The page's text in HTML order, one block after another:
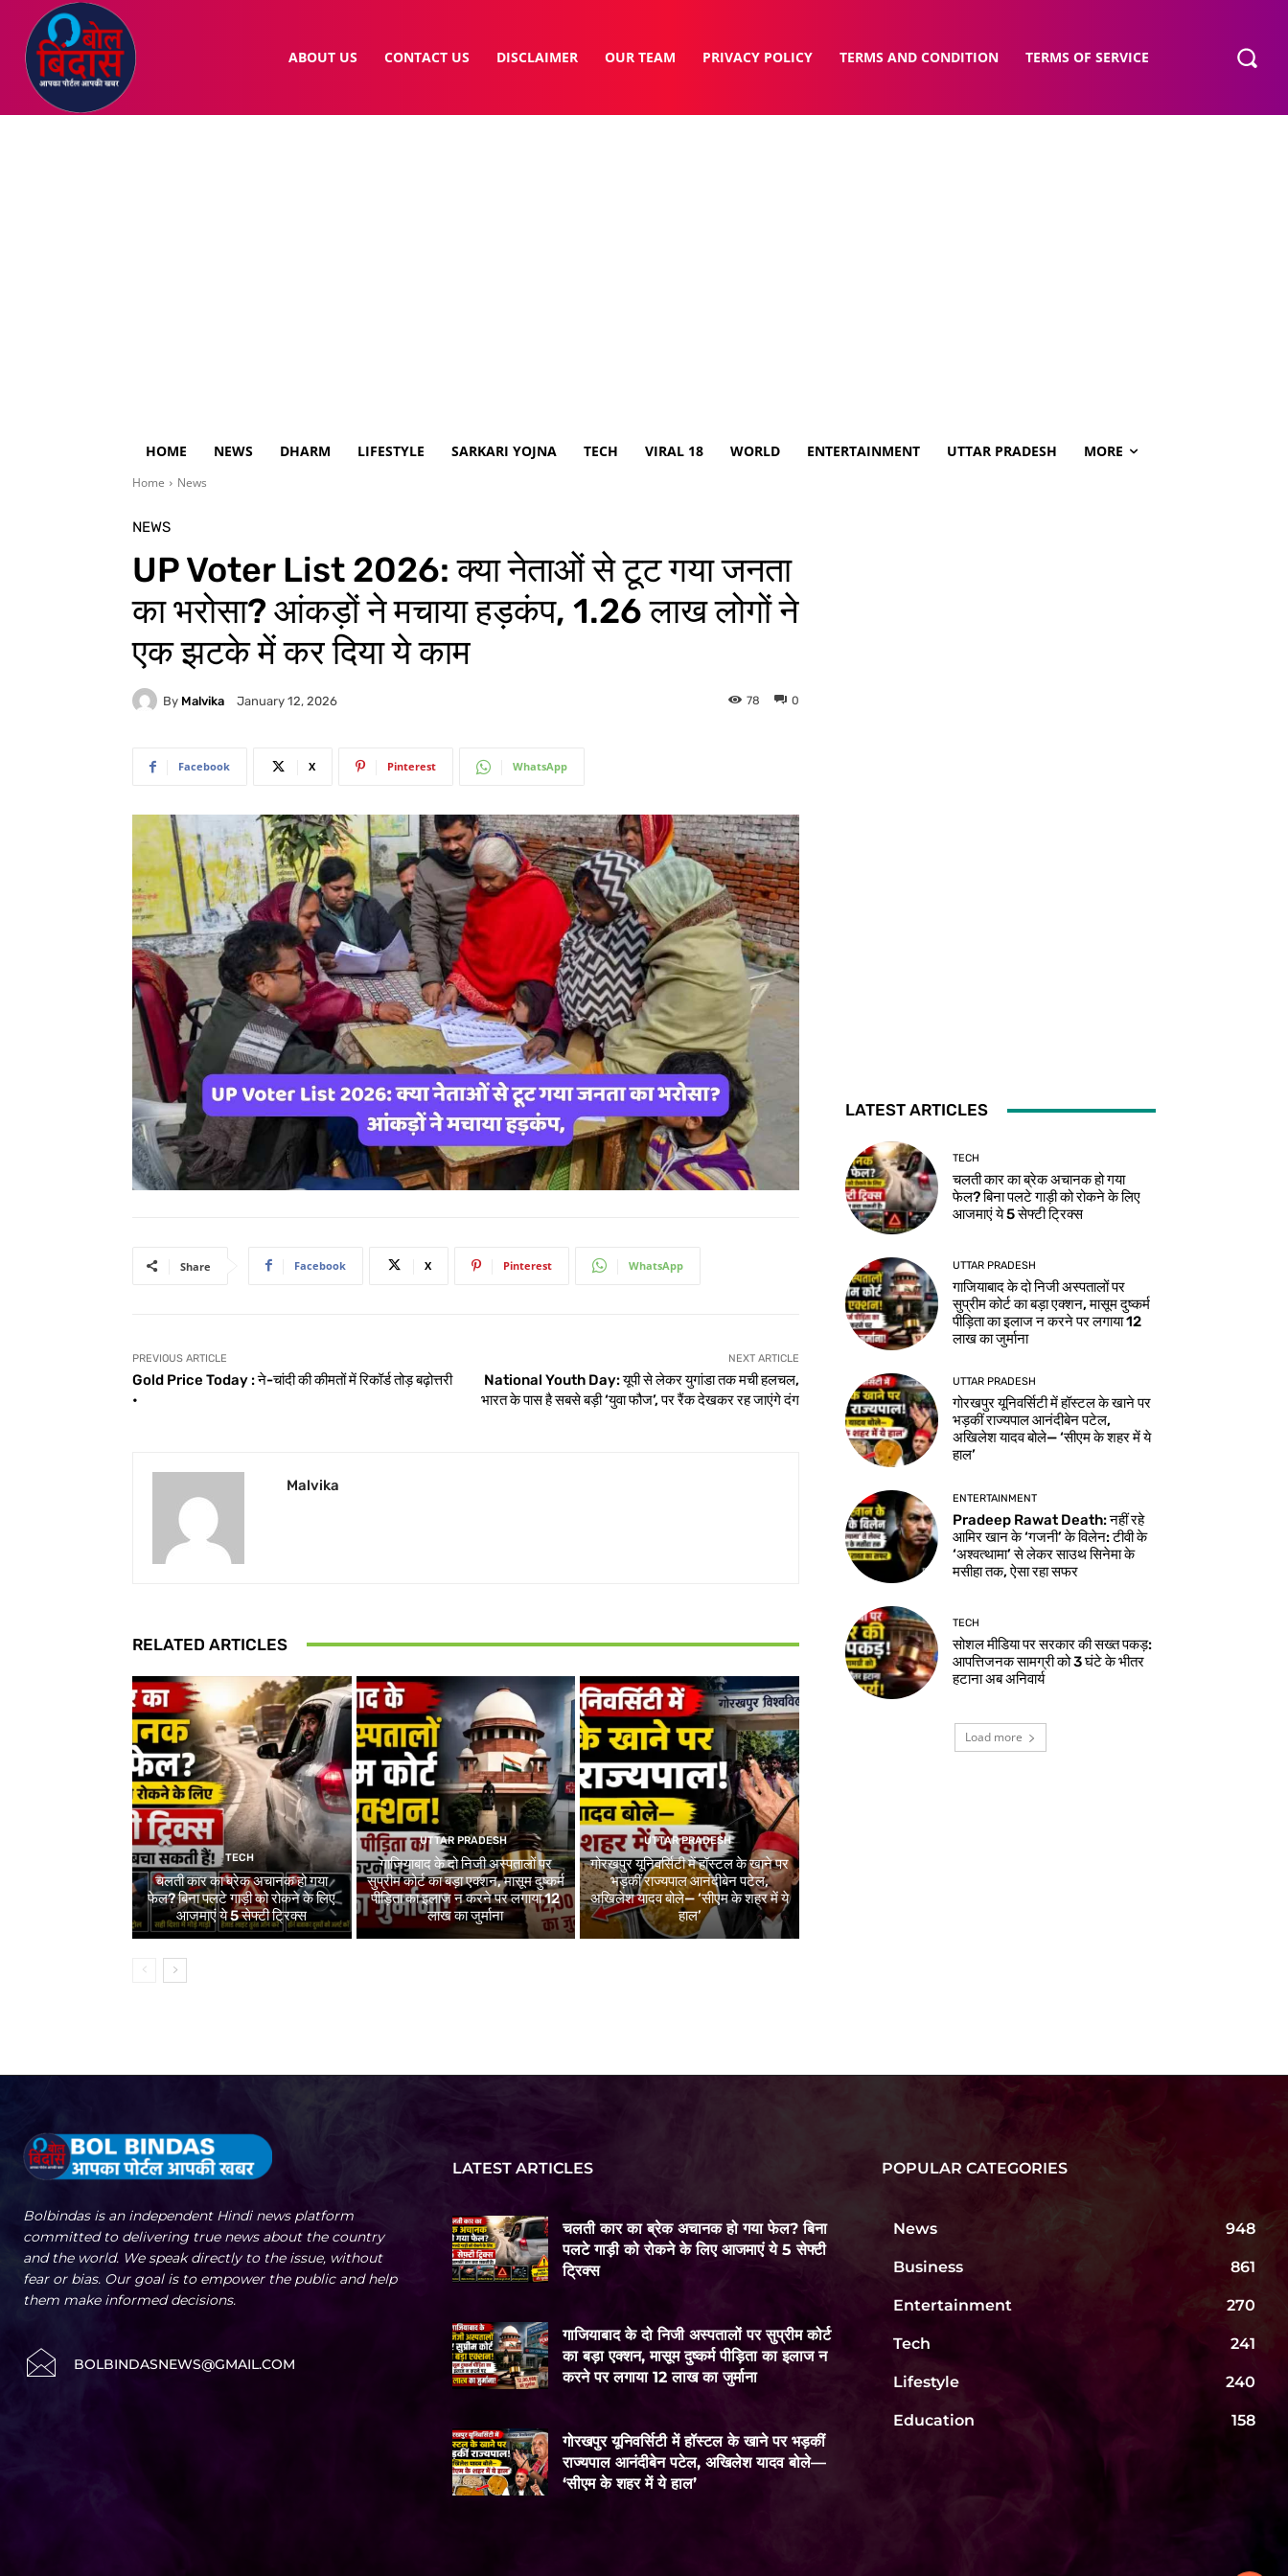
ABOUT US CONTACT US DISCLAIMER OUR TEAM PRIVACY POLICY TERMS AND CONDITION TERMS OF SERVICE
HOME NEWS DHARM LIFESTYLE SARKARI YOJNA TECH VIRAL 18 WORLD ENTERTAINMENT UTTAR PRADESH MORE
Home News
NEWS
UP Voter List 2026: क्या नेताओं से टूट गया जनता
का भरोसा? आंकड़ों ने मचाया हड़कंप, 1.26 लाख लोगों ने
एक झटके में कर दिया ये काम
By Malvika January 12, 2026 0
78
Facebook X Pinterest WhatsApp
Share Facebook X Pinterest WhatsApp
PREVIOUS ARTICLE
Gold Price Today : ने-चांदी की कीमतों में रिकॉर्ड तोड़ बढ़ोत्तरी
•
NEXT ARTICLE
National Youth Day: यूपी से लेकर युगांडा तक मची हलचल,
भारत के पास है सबसे बड़ी ‘युवा फौज’, पर रैंक देखकर रह जाएंगे दंग
Malvika
RELATED ARTICLES
TECH
चलती कार का ब्रेक अचानक हो गया
फेल? बिना पलटे गाड़ी को रोकने के लिए
आजमाएं ये 5 सेफ्टी ट्रिक्स
UTTAR PRADESH
गाजियाबाद के दो निजी अस्पतालों पर
सुप्रीम कोर्ट का बड़ा एक्शन, मासूम दुष्कर्म
पीड़िता का इलाज न करने पर लगाया 12
लाख का जुर्माना
UTTAR PRADESH
गोरखपुर यूनिवर्सिटी में हॉस्टल के खाने पर
भड़कीं राज्यपाल आनंदीबेन पटेल,
अखिलेश यादव बोले— ‘सीएम के शहर में ये
हाल’
LATEST ARTICLES
TECH
चलती कार का ब्रेक अचानक हो गया
फेल? बिना पलटे गाड़ी को रोकने के लिए
आजमाएं ये 5 सेफ्टी ट्रिक्स
UTTAR PRADESH
गाजियाबाद के दो निजी अस्पतालों पर
सुप्रीम कोर्ट का बड़ा एक्शन, मासूम दुष्कर्म
पीड़िता का इलाज न करने पर लगाया 12
लाख का जुर्माना
UTTAR PRADESH
गोरखपुर यूनिवर्सिटी में हॉस्टल के खाने पर
भड़कीं राज्यपाल आनंदीबेन पटेल,
अखिलेश यादव बोले— ‘सीएम के शहर में ये
हाल’
ENTERTAINMENT
Pradeep Rawat Death: नहीं रहे
आमिर खान के ‘गजनी’ के विलेन: टीवी के
‘अश्वत्थामा’ से लेकर साउथ सिनेमा के
मसीहा तक, ऐसा रहा सफर
TECH
सोशल मीडिया पर सरकार की सख्त पकड़:
आपत्तिजनक सामग्री को 3 घंटे के भीतर
हटाना अब अनिवार्य
Load more
Bolbindas is an independent Hindi news platform
committed to delivering true news about the country
and the world. We speak directly to the issue, without
fear or bias. Our goal is to empower the public and help
them make informed decisions.
BOLBINDASNEWS@GMAIL.COM
LATEST ARTICLES
चलती कार का ब्रेक अचानक हो गया फेल? बिना
पलटे गाड़ी को रोकने के लिए आजमाएं ये 5 सेफ्टी
ट्रिक्स
गाजियाबाद के दो निजी अस्पतालों पर सुप्रीम कोर्ट
का बड़ा एक्शन, मासूम दुष्कर्म पीड़िता का इलाज न
करने पर लगाया 12 लाख का जुर्माना
गोरखपुर यूनिवर्सिटी में हॉस्टल के खाने पर भड़कीं
राज्यपाल आनंदीबेन पटेल, अखिलेश यादव बोले—
‘सीएम के शहर में ये हाल’
POPULAR CATEGORIES
News 948
Business 861
Entertainment 270
Tech 241
Lifestyle 240
Education 158